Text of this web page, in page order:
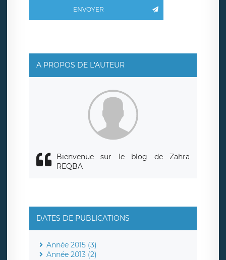
basé en France et offrant des
clauses de protection
limitation du traitement relatif à vos données à caractère
données. Vous pouvez exercer ces droits auprès du délégué
de traitement est la société LÉGAVOX, sis 9 rue Léopold
Sédar Senghor, joignable à l’adresse mail :
responsabledetraitement@legavox.fr. Vous avez également
le droit d’introduire une réclamation auprès d’une autorité
ENVOYER
A PROPOS DE L'AUTEUR
Bienvenue sur le blog de Zahra
REQBA
DATES DE PUBLICATIONS
Année 2015 (3)
Année 2013 (2)